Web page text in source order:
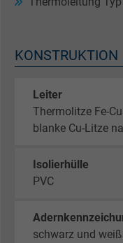
KONSTRUKTION
Leiter
Thermolitze Fe-
blanke Cu-Litze
Isolierhülle
PVC
schwarz und